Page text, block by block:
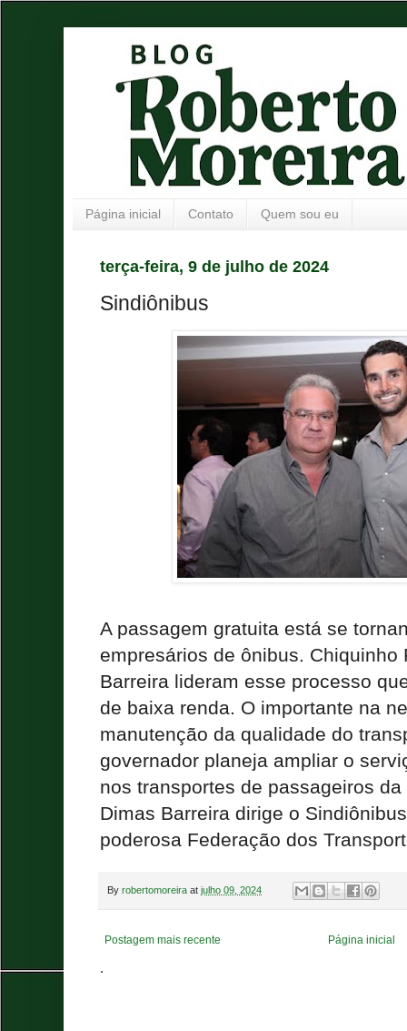
Página inicial Contato Quem sou eu
terça-feira, 9 de julho de 2024
Sindiônibus
A passagem gratuita está se
empresários de ônibus. Chiquinho
Barreira lideram esse processo
de baixa renda. O importante na
manutenção da qualidade do
governador planeja ampliar o
nos transportes de passageiros
Dimas Barreira dirige o
poderosa Federação dos
By robertomoreira at julho 09, 2024
Postagem mais recente Página inicial
.